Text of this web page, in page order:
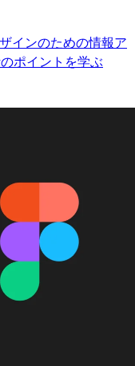
インのための情報ア
ポイントを学ぶ